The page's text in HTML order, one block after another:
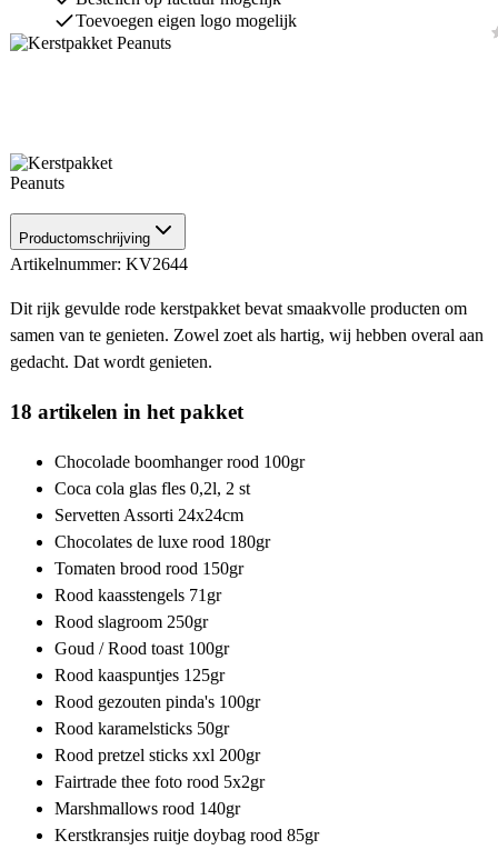
Toevoegen eigen logo mogelijk
Productomschrijving
Artikelnummer: KV2644
Dit rijk gevulde rode kerstpakket bevat smaakvolle producten om
samen van te genieten. Zowel zoet als hartig, wij hebben overal aan
gedacht. Dat wordt genieten.
18 artikelen in het pakket
Chocolade boomhanger rood 100gr
Coca cola glas fles 0,2l, 2 st
Servetten Assorti 24x24cm
Chocolates de luxe rood 180gr
Tomaten brood rood 150gr
Rood kaasstengels 71gr
Rood slagroom 250gr
Goud / Rood toast 100gr
Rood kaaspuntjes 125gr
Rood gezouten pinda's 100gr
Rood karamelsticks 50gr
Rood pretzel sticks xxl 200gr
Fairtrade thee foto rood 5x2gr
Marshmallows rood 140gr
Kerstkransjes ruitje doybag rood 85gr